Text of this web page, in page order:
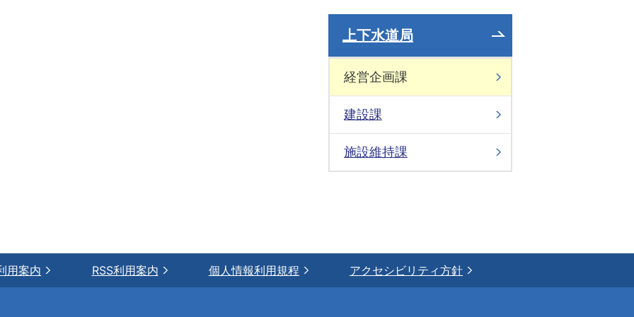
上下水道局
経営企画課
建設課
施設維持課
用案内 RSS利用案内 個人情報利用規程 アクセシビリティ方針